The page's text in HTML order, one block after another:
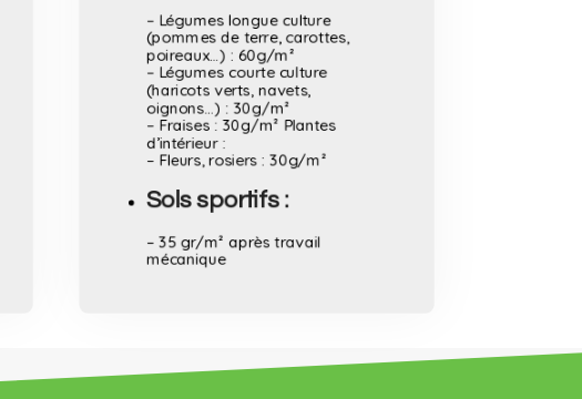
– Légumes longue culture
(pommes de terre, carottes,
poireaux…) : 60g/m²
– Légumes courte culture
(haricots verts, navets,
oignons…) : 30g/m²
– Fraises : 30g/m² Plantes
d’intérieur :
– Fleurs, rosiers : 30g/m²
Sols sportifs :
– 35 gr/m² après travail
mécanique